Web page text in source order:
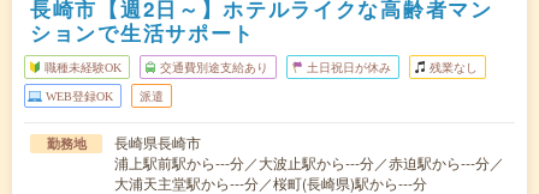
長崎市【週2日～】ホテルライクな高齢者マン
ションで生活サポート
職種未経験OK 交通費別途支給あり 土日祝日が休み 残業なし
WEB登録OK 派遣
勤務地
長崎県長崎市
浦上駅前駅から---分／大波止駅から---分／赤迫駅から---分／
大浦天主堂駅から---分／桜町(長崎県)駅から---分